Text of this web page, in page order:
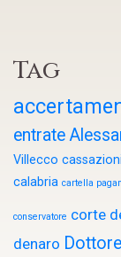
Tag
entrate
Villecco
calabria cartella
conservatore corte
denaro